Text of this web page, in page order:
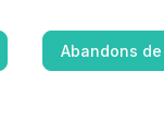
Abandons